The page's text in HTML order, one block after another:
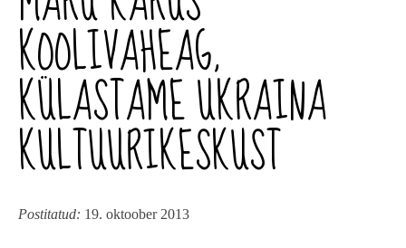
KOOLIVAHEAG,
KÜLASTAME UKRAINA
KULTUURIKESKUST
Postitatud: 19. oktoober 2013